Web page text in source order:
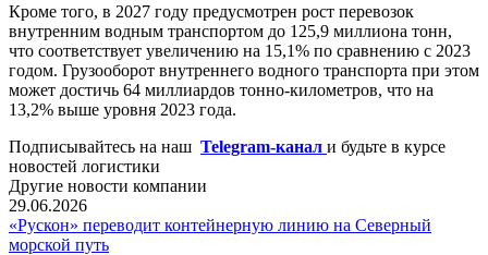
Кроме того, в 2027 году предусмотрен рост перевозок
внутренним водным транспортом до 125,9 миллиона тонн,
что соответствует увеличению на 15,1% по сравнению с 2023
годом. Грузооборот внутреннего водного транспорта при этом
может достичь 64 миллиардов тонно-километров, что на
13,2% выше уровня 2023 года.
Подписывайтесь на наш Telegram-канал и будьте в курсе
новостей логистики
Другие новости компании
29.06.2026
«Рускон» переводит контейнерную линию на Северный
морской путь